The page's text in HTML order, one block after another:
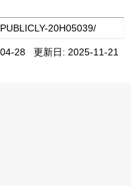
28 更新日: 2025-11-21